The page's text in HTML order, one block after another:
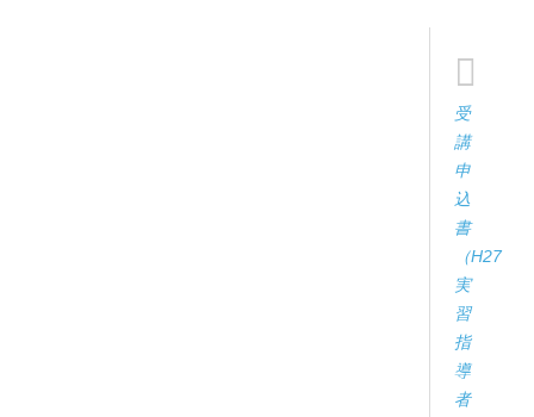
受
講
申
込
書
（H27
実
習
指
導
者